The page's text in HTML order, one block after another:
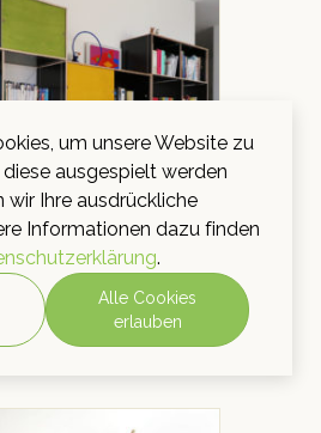
Regale
um unsere Website zu
ausgespielt werden
wir Ihre ausdrückliche
Informationen dazu finden
.
Alle Cookies
erlauben